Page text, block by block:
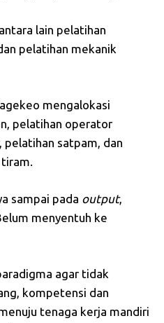
lain pelatihan
pelatihan mekanik
mengalokasi
pelatihan operator
pelatihan satpam, dan
sampai pada output,
menyentuh ke
agar tidak
kompetensi dan
tenaga kerja mandiri